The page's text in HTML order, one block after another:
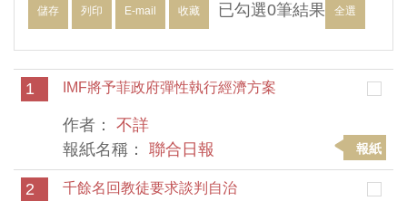
儲存 列印 E-mail 收藏 已勾選0筆結果 全選
1 IMF將予菲政府彈性執行經濟方案
作者： 不詳
報紙名稱： 聯合日報 報紙
2 千餘名回教徒要求談判自治